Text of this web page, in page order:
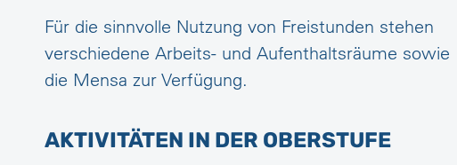
Für die sinnvolle Nutzung von Freistunden stehen
verschiedene Arbeits- und Aufenthaltsräume sowie
die Mensa zur Verfügung.
AKTIVITÄTEN IN DER OBERSTUFE